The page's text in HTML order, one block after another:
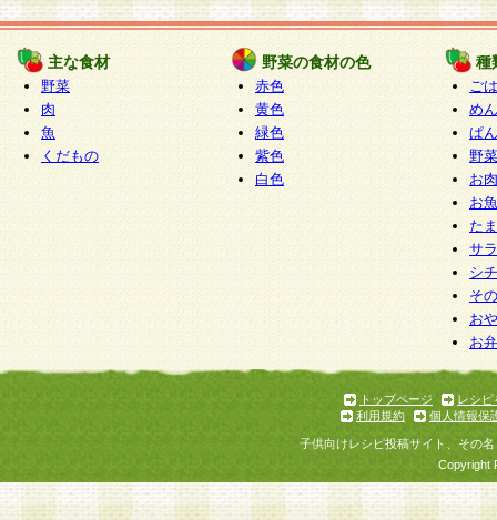
の当社による会員登録の承認が完了した時点で会
たものとみなされ、会員に対して適用されるもの
5.当社がお聞きする個人情報は、すべて会員登録
で提 供いただいたものと考えております。従っ
自らの個人情報の提供を希望されない場合には、
をお預かりいたしません が、提供されないこと
商品やサービス等をご利用いただけない場合があ
了承ください。
6.当社は、お客様から当社が保有している個人情
加・ 利用停止等を求められた場合には、ご本人
て確認できた場合に限り、法令に準拠して合理的
いただきます。なお、開示 請求等の請求先は個
ります。
1.会員とは、本規約等を承諾のうえ、当社所定の
了し、当社が承認した者、グループとします。な
が以下に該当する場合は会員登録をすることがで
主な食材
野菜
肉
魚
くだもの
野菜の食材の色
赤色
黄色
緑色
紫色
白色
種
ご
めん
ぱん
野
お
お
た
サ
シ
そ
お
お
トップページ
レシピ
利用規約
個人情報保
子供向けレシピ投稿サイト、その
Copyright